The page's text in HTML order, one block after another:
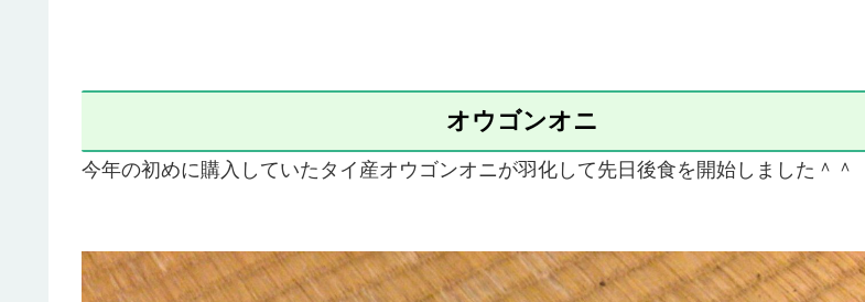
オウゴンオニ
今年の初めに購入していたタイ産オウゴンオニが羽化して先日後食を開始しました＾＾